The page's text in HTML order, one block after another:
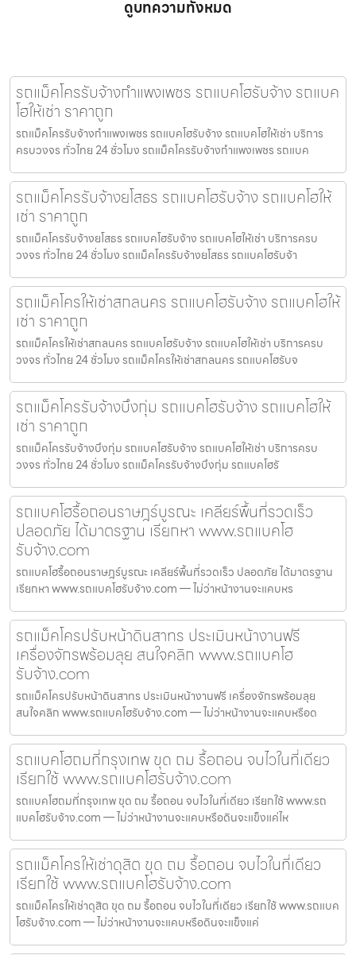
ดูบทความทั้งหมด
รถแม็คโครรับจ้างกำแพงเพชร รถแบคโฮรับจ้าง รถแบค
โฮให้เช่า ราคาถูก
รถแม็คโครรับจ้างกำแพงเพชร รถแบคโฮรับจ้าง รถแบคโฮให้เช่า บริการ
ครบวงจร ทั่วไทย 24 ชั่วโมง รถแม็คโครรับจ้างกำแพงเพชร รถแบค
รถแม็คโครรับจ้างยโสธร รถแบคโฮรับจ้าง รถแบคโฮให้
เช่า ราคาถูก
รถแม็คโครรับจ้างยโสธร รถแบคโฮรับจ้าง รถแบคโฮให้เช่า บริการครบ
วงจร ทั่วไทย 24 ชั่วโมง รถแม็คโครรับจ้างยโสธร รถแบคโฮรับจ้า
รถแม็คโครให้เช่าสกลนคร รถแบคโฮรับจ้าง รถแบคโฮให้
เช่า ราคาถูก
รถแม็คโครให้เช่าสกลนคร รถแบคโฮรับจ้าง รถแบคโฮให้เช่า บริการครบ
วงจร ทั่วไทย 24 ชั่วโมง รถแม็คโครให้เช่าสกลนคร รถแบคโฮรับจ
รถแม็คโครรับจ้างบึงกุ่ม รถแบคโฮรับจ้าง รถแบคโฮให้
เช่า ราคาถูก
รถแม็คโครรับจ้างบึงกุ่ม รถแบคโฮรับจ้าง รถแบคโฮให้เช่า บริการครบ
วงจร ทั่วไทย 24 ชั่วโมง รถแม็คโครรับจ้างบึงกุ่ม รถแบคโฮรั
รถแบคโฮรื้อถอนราษฎร์บูรณะ เคลียร์พื้นที่รวดเร็ว
ปลอดภัย ได้มาตรฐาน เรียกหา www.รถแบคโฮ
รับจ้าง.com
รถแบคโฮรื้อถอนราษฎร์บูรณะ เคลียร์พื้นที่รวดเร็ว ปลอดภัย ได้มาตรฐาน
เรียกหา www.รถแบคโฮรับจ้าง.com — ไม่ว่าหน้างานจะแคบหร
รถแม็คโครปรับหน้าดินสาทร ประเมินหน้างานฟรี
เครื่องจักรพร้อมลุย สนใจคลิก www.รถแบคโฮ
รับจ้าง.com
รถแม็คโครปรับหน้าดินสาทร ประเมินหน้างานฟรี เครื่องจักรพร้อมลุย
สนใจคลิก www.รถแบคโฮรับจ้าง.com — ไม่ว่าหน้างานจะแคบหรือด
รถแบคโฮถมที่กรุงเทพ ขุด ถม รื้อถอน จบไวในที่เดียว
เรียกใช้ www.รถแบคโฮรับจ้าง.com
รถแบคโฮถมที่กรุงเทพ ขุด ถม รื้อถอน จบไวในที่เดียว เรียกใช้ www.รถ
แบคโฮรับจ้าง.com — ไม่ว่าหน้างานจะแคบหรือดินจะแข็งแค่ไห
รถแม็คโครให้เช่าดุสิต ขุด ถม รื้อถอน จบไวในที่เดียว
เรียกใช้ www.รถแบคโฮรับจ้าง.com
รถแม็คโครให้เช่าดุสิต ขุด ถม รื้อถอน จบไวในที่เดียว เรียกใช้ www.รถแบค
โฮรับจ้าง.com — ไม่ว่าหน้างานจะแคบหรือดินจะแข็งแค่